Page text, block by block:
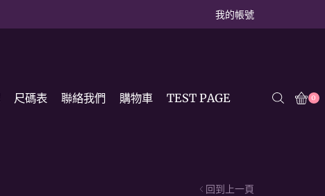
我的帳號
尺碼表 聯絡我們 購物車 TEST PAGE 0
回到上一頁